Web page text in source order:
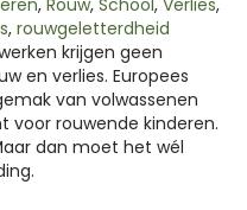
, rouwgeletterdheid
krijgen geen
en verlies. Europees
van volwassenen
rouwende kinderen.
dan moet het wél